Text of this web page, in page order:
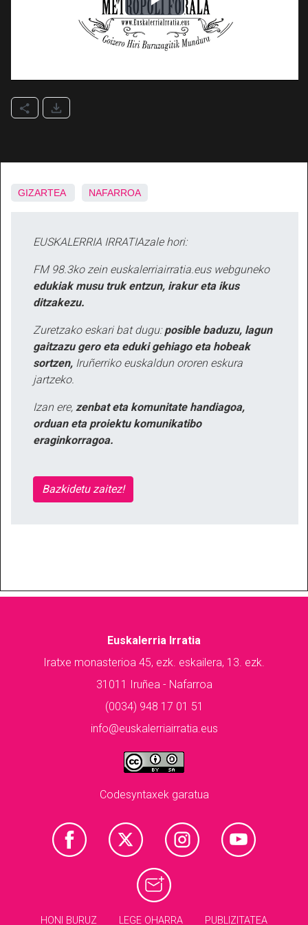
GIZARTEA NAFARROA
EUSKALERRIA IRRATIAzale hori:
FM 98.3ko zein euskalerriairratia.eus webguneko
edukiak musu truk entzun, irakur eta ikus
ditzakezu.
Zuretzako eskari bat dugu: posible baduzu, lagun
gaitzazu gero eta eduki gehiago eta hobeak
sortzen, Iruñerriko euskaldun ororen eskura
jartzeko.
Izan ere, zenbat eta komunitate handiagoa,
orduan eta proiektu komunikatibo
eraginkorragoa.
Bazkidetu zaitez!
Euskalerria Irratia
Iratxe monasterioa 45, ezk. eskailera, 13. ezk.
31011 Iruñea - Nafarroa
(0034) 948 17 01 51
info@euskalerriairratia.eus
Codesyntaxek garatua
HONI BURUZ LEGE OHARRA PUBLIZITATEA